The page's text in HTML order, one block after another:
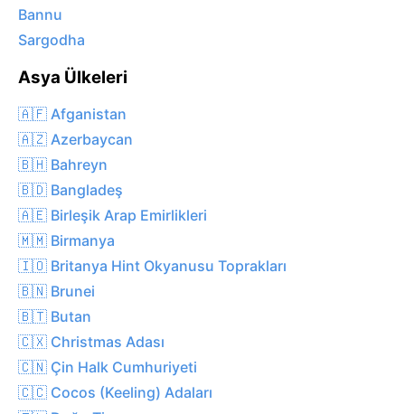
Bannu
Sargodha
Asya Ülkeleri
🇦🇫 Afganistan
🇦🇿 Azerbaycan
🇧🇭 Bahreyn
🇧🇩 Bangladeş
🇦🇪 Birleşik Arap Emirlikleri
🇲🇲 Birmanya
🇮🇴 Britanya Hint Okyanusu Toprakları
🇧🇳 Brunei
🇧🇹 Butan
🇨🇽 Christmas Adası
🇨🇳 Çin Halk Cumhuriyeti
🇨🇨 Cocos (Keeling) Adaları